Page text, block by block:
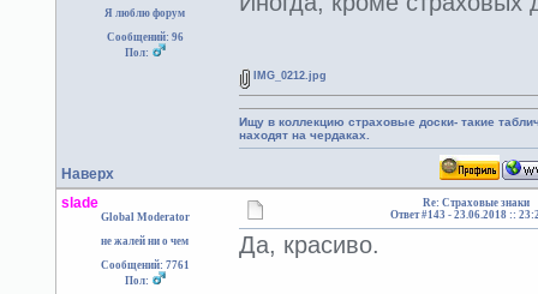
Я люблю форум
Сообщений: 96
Пол:
Наверх
IMG_0212.jpg
Ищу в коллекцию страховые доски- такие
находят на чердаках.
slade
Global Moderator
не жалей ни о чем
Сообщений: 7761
Пол:
Re: Страховые знаки
Ответ #143 -23.06.2018 ::
Да, красиво.